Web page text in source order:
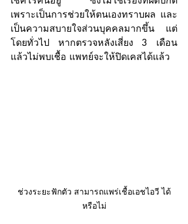
เพราะเป็นการช่วยให้ตนเองทราบผล และ
เป็นความสบายใจส่วนบุคคลมากขึ้น แต่
โดยทั่วไป หากตรวจหลังเสี่ยง 3 เดือน
แล้วไม่พบเชื้อ แพทย์จะให้ปิดเคสได้แล้ว
ช่วงระยะฟักตัว สามารถแพร่เชื้อเอชไอวี ได้
หรือไม่